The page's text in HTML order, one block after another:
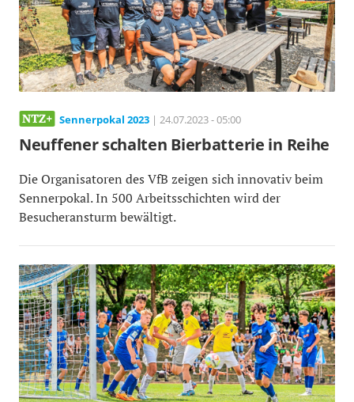
Sennerpokal 2023 | 24.07.2023 - 05:00
Neuffener schalten Bierbatterie in Reihe
Die Organisatoren des VfB zeigen sich innovativ beim
Sennerpokal. In 500 Arbeitsschichten wird der
Besucheransturm bewältigt.